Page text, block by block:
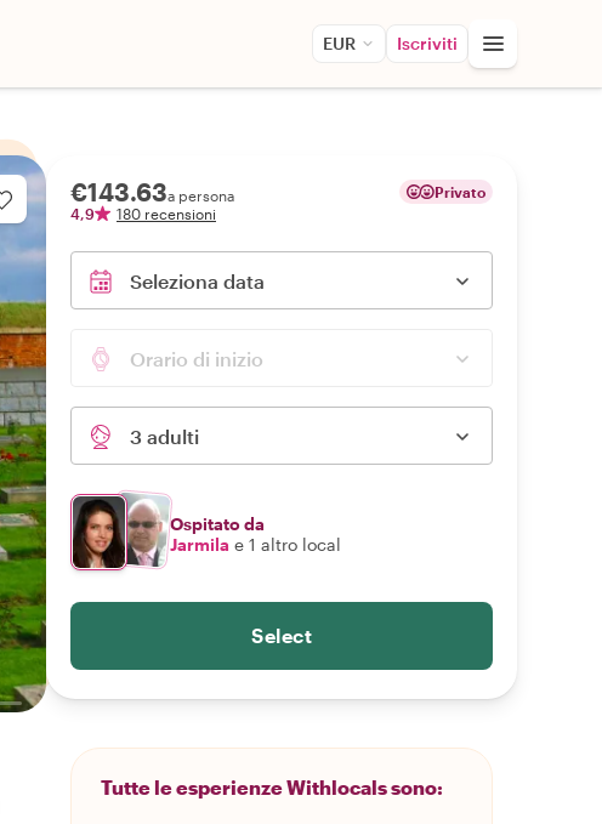
EUR Iscriviti
€143.63a persona
4,9
180 recensioni
Privato
Seleziona data
Orario di inizio
3 adulti
Ospitato da
Jarmila e 1 altro local
Select
Tutte le esperienze Withlocals sono: